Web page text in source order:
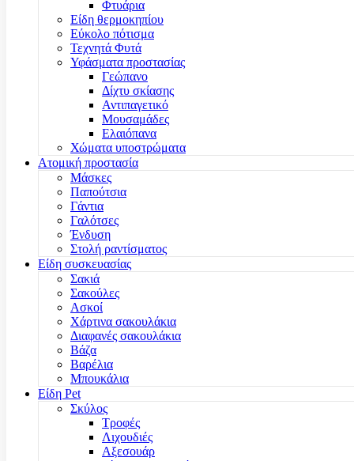
Φτυάρια
Είδη θερμοκηπίου
Εύκολο πότισμα
Τεχνητά Φυτά
Υφάσματα προστασίας
Γεώπανο
Δίχτυ σκίασης
Αντιπαγετικό
Μουσαμάδες
Ελαιόπανα
Χώματα υποστρώματα
Ατομική προστασία
Μάσκες
Παπούτσια
Γάντια
Γαλότσες
Ένδυση
Στολή ραντίσματος
Είδη συσκευασίας
Σακιά
Σακούλες
Ασκοί
Χάρτινα σακουλάκια
Διαφανές σακουλάκια
Βάζα
Βαρέλια
Μπουκάλια
Είδη Pet
Σκύλος
Τροφές
Λιχουδιές
Αξεσουάρ